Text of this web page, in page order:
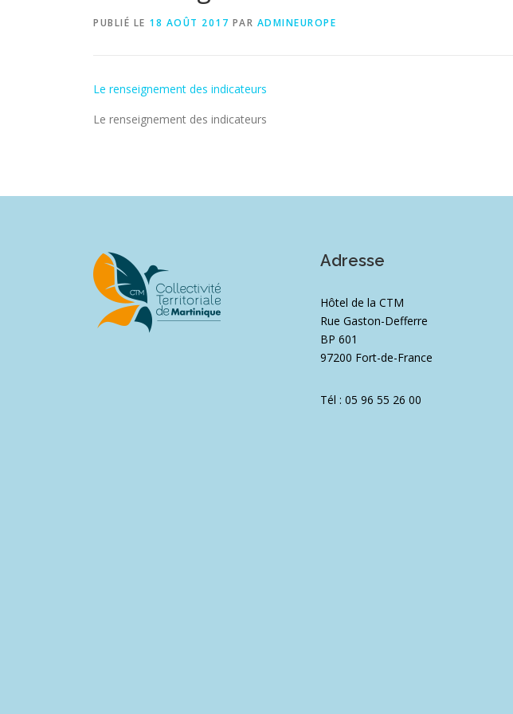
PUBLIÉ LE 18 AOÛT 2017 PAR ADMINEUROPE
Le renseignement des indicateurs
Le renseignement des indicateurs
Adresse
Hôtel de la CTM
Rue Gaston-Defferre
BP 601
97200 Fort-de-France
Tél : 05 96 55 26 00